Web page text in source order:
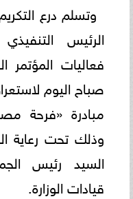
وتسلم درع
الرئيس
فعاليات
صباح اليوم
مبادرة «فرحة
وذلك تحت رعاية
السيد رئيس
قيادات الوزارة.